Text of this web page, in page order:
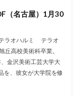
（名古屋）1月30
ラオハルミ テラオ
高校美術科卒業。
金沢美術工芸大学大
、彼女が大学院を修